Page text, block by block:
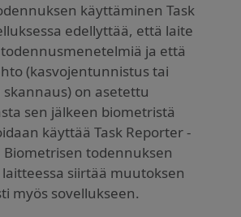
käyttäminen Task
edellyttää, että laite
ja että
(kasvojentunnistus tai
on asetettu
sen jälkeen biometristä
käyttää Task Reporter -
Biometrisen todennuksen
siirtää muutoksen
myös sovellukseen.